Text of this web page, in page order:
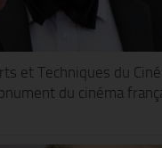
et Techniques du
du cinéma